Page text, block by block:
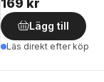
169 kr
Lägg till
Läs direkt efter köp